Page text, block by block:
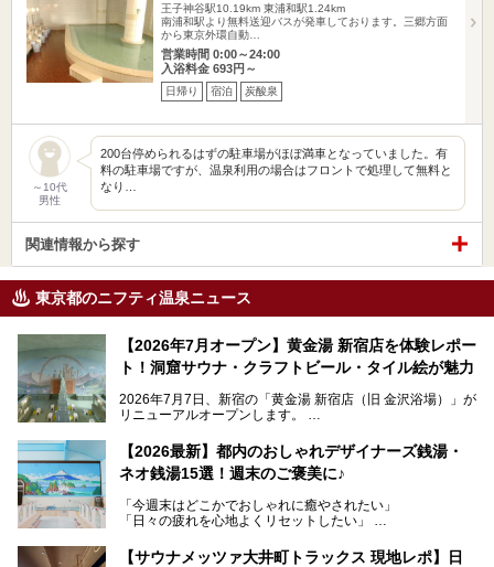
王子神谷駅10.19km 東浦和駅1.24km
南浦和駅より無料送迎バスが発車しております。三郷方面
から東京外環自動…
営業時間 0:00～24:00
入浴料金 693円～
日帰り 宿泊 炭酸泉
～10代
男性
200台停められるはずの駐車場がほぼ満車となっていました。有
料の駐車場ですが、温泉利用の場合はフロントで処理して無料と
なり…
関連情報から探す
東京都のニフティ温泉ニュース
【2026年7月オープン】黄金湯 新宿店を体験レポー
ト！洞窟サウナ・クラフトビール・タイル絵が魅力
2026年7月7日、新宿の「黄金湯 新宿店（旧 金沢浴場）」が
リニューアルオープンします。
レトロでノスタルジックなタイル絵はそのまま、昔からここ
を知る地元の人にも、新しく足を運んでくれる人にも愛され
る、今の時代の"銭湯"として生まれ変わりました。洞窟のよ
ビアバーなど、新しく登場したスポットも併せて紹介しま
す。充実した設備があるのに、基本の入浴料が銭湯価格の5
【2026最新】都内のおしゃれデザイナーズ銭湯・
ネオ銭湯15選！週末のご褒美に♪
「今週末はどこかでおしゃれに癒やされたい」
「日々の疲れを心地よくリセットしたい」
となっている新しいスタイルの銭湯です。
【サウナメッツァ大井町トラックス 現地レポ】日